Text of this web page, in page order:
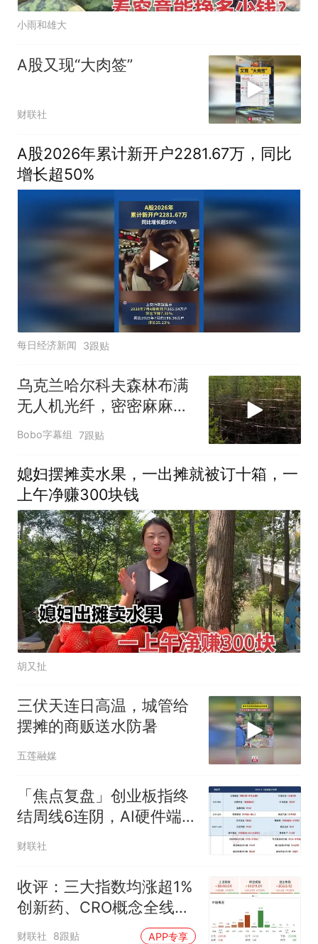
小雨和雄大
A股又现“大肉签”
财联社
A股2026年累计新开户2281.67万，同比
增长超50%
每日经济新闻 3跟贴
乌克兰哈尔科夫森林布满
无人机光纤，密密麻麻如
“蛛网”触目惊心
Bobo字幕组 7跟贴
媳妇摆摊卖水果，一出摊就被订十箱，一
上午净赚300块钱
胡又扯
三伏天连日高温，城管给
摆摊的商贩送水防暑
五莲融媒
「焦点复盘」创业板指终
结周线6连阴，AI硬件端
持续回暖，4600亿CXO
财联社
收评：三大指数均涨超1%
创新药、CRO概念全线走
强
财联社 8跟贴 APP专享